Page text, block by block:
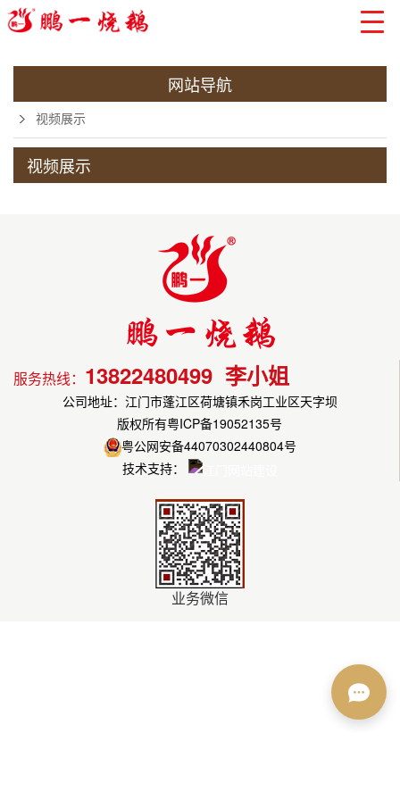
网站导航
视频展示
视频展示
服务热线： 13822480499 李小姐
公司地址：江门市蓬江区荷塘镇禾岗工业区天字坝
版权所有粤ICP备19052135号
粤公网安备44070302440804号
技术支持：
业务微信